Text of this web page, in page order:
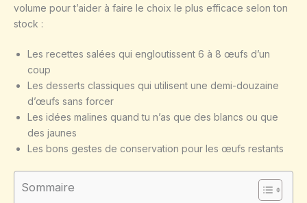
volume pour t’aider à faire le choix le plus efficace selon ton
stock :
Les recettes salées qui engloutissent 6 à 8 œufs d’un
coup
Les desserts classiques qui utilisent une demi-douzaine
d’œufs sans forcer
Les idées malines quand tu n’as que des blancs ou que
des jaunes
Les bons gestes de conservation pour les œufs restants
Sommaire